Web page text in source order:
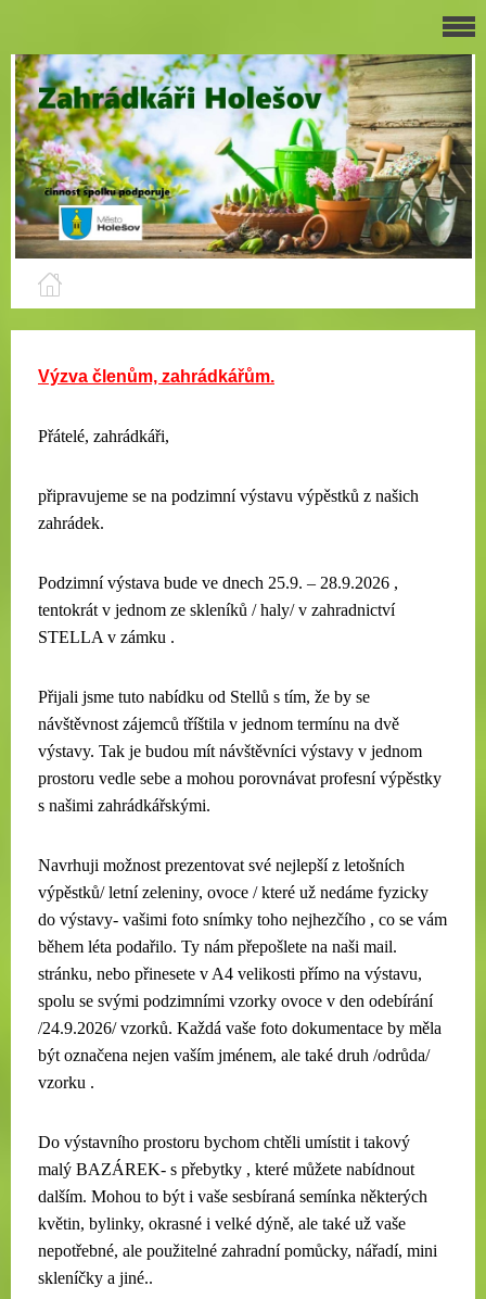
Výzva členům, zahrádkářům.
Přátelé, zahrádkáři,
připravujeme se na podzimní výstavu výpěstků z našich
zahrádek.
Podzimní výstava bude ve dnech 25.9. – 28.9.2026 ,
tentokrát v jednom ze skleníků / haly/ v zahradnictví
STELLA v zámku .
Přijali jsme tuto nabídku od Stellů s tím, že by se
návštěvnost zájemců tříštila v jednom termínu na dvě
výstavy. Tak je budou mít návštěvníci výstavy v jednom
prostoru vedle sebe a mohou porovnávat profesní výpěstky
s našimi zahrádkářskými.
Navrhuji možnost prezentovat své nejlepší z letošních
výpěstků/ letní zeleniny, ovoce / které už nedáme fyzicky
do výstavy- vašimi foto snímky toho nejhezčího , co se vám
během léta podařilo. Ty nám přepošlete na naši mail.
stránku, nebo přinesete v A4 velikosti přímo na výstavu,
spolu se svými podzimními vzorky ovoce v den odebírání
/24.9.2026/ vzorků. Každá vaše foto dokumentace by měla
být označena nejen vaším jménem, ale také druh /odrůda/
vzorku .
Do výstavního prostoru bychom chtěli umístit i takový
malý BAZÁREK- s přebytky , které můžete nabídnout
dalším. Mohou to být i vaše sesbíraná semínka některých
květin, bylinky, okrasné i velké dýně, ale také už vaše
nepotřebné, ale použitelné zahradní pomůcky, nářadí, mini
skleníčky a jiné..